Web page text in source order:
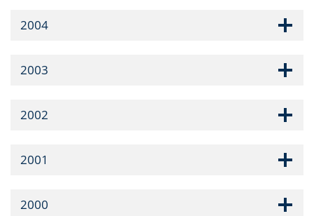
2004
2003
2002
2001
2000